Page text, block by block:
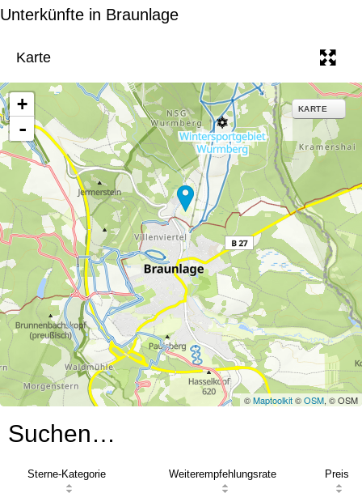
Unterkünfte in Braunlage
Karte
+
-
KARTE
©Maptoolkit©OSM, © OSM
Suchen…
Sterne-Kategorie Weiterempfehlungsrate Preis